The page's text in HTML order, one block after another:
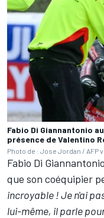
Fabio Di Giannantonio
présence de Valentino
Photo de : Jose Jordan / AFP
Fabio Di
que son coéquipier
incroyable ! Je n'ai
lui-même, il parle